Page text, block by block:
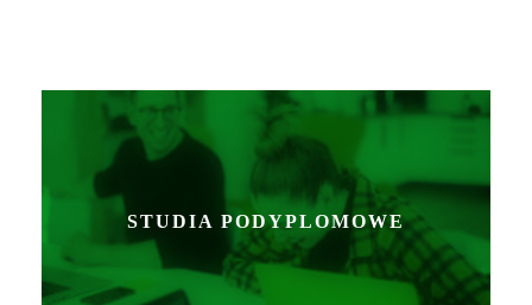
STUDIA PODYPLOMOWE